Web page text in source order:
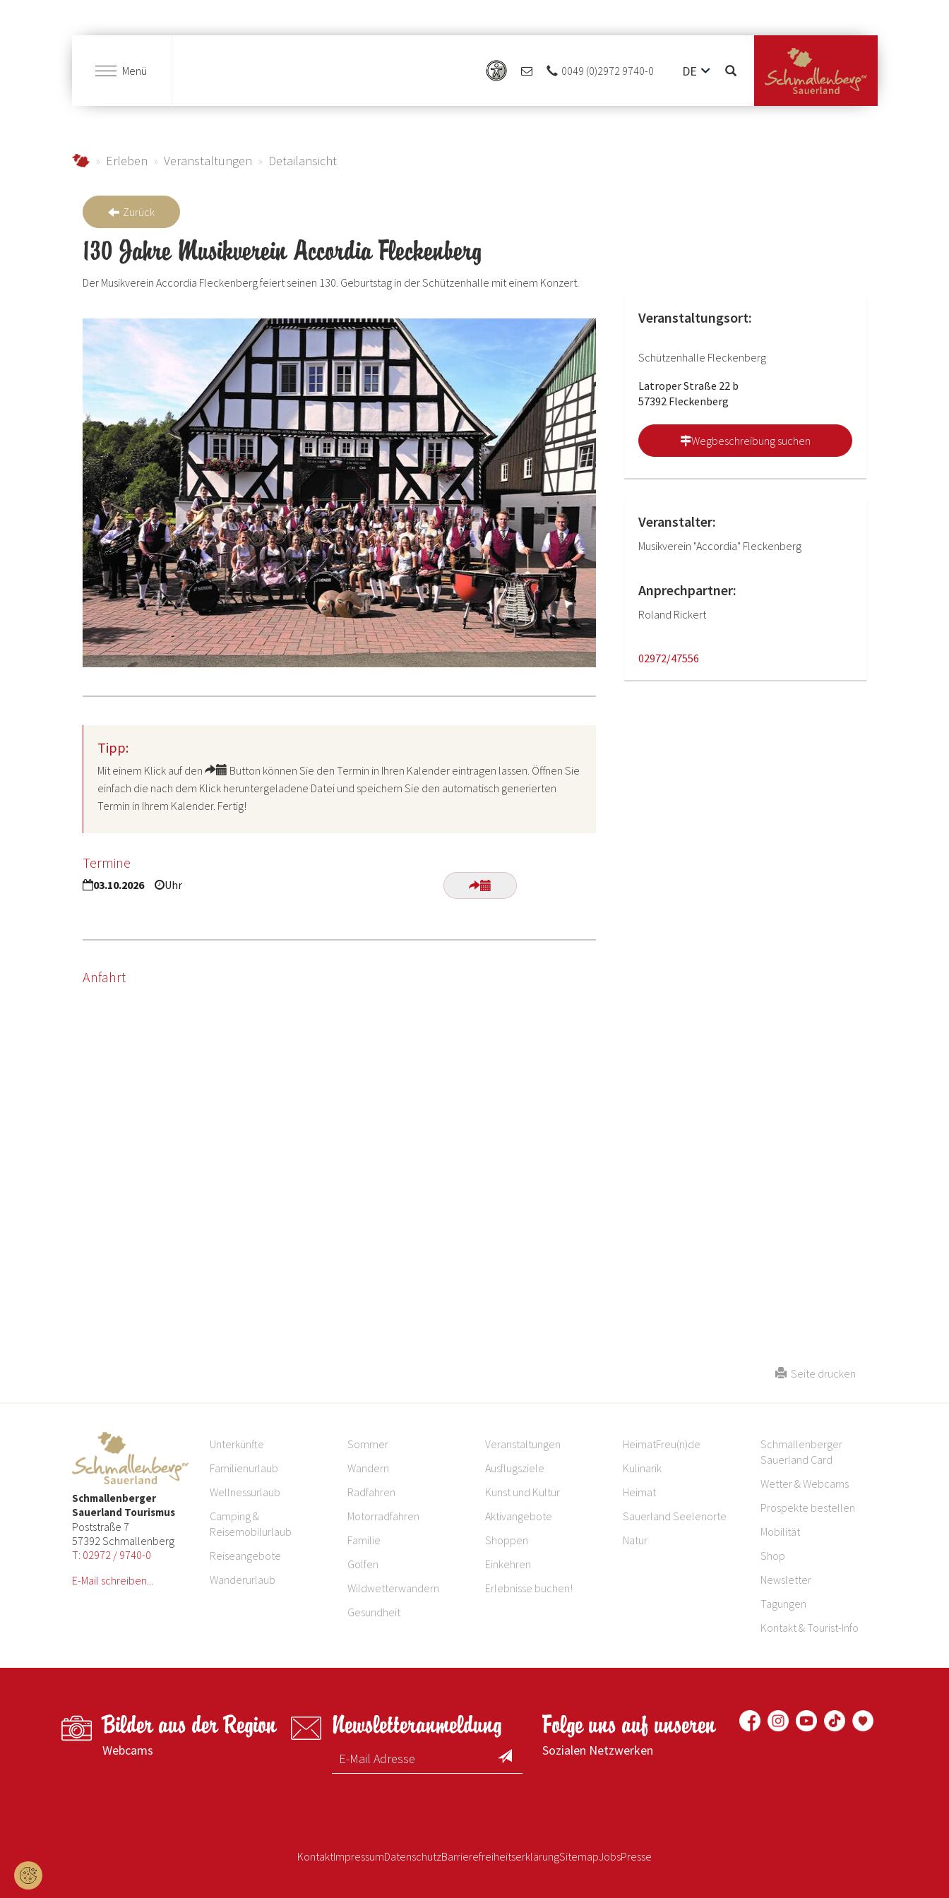
Menü 0049 (0)2972 9740-0
DE
NL
schmallenberger-sauerland.de
Erleben Veranstaltungen Detailansicht
Zurück
130 Jahre Musikverein Accordia Fleckenberg
Der Musikverein Accordia Fleckenberg feiert seinen 130. Geburtstag in der Schützenhalle mit einem Konzert.
Tipp:
Mit einem Klick auf den
Button können Sie den Termin in Ihren Kalender eintragen lassen. Öffnen Sie
einfach die nach dem Klick heruntergeladene Datei und speichern Sie den automatisch generierten
Termin in Ihrem Kalender. Fertig!
Termine
03.10.2026 Uhr
Anfahrt
Veranstaltungsort:
Schützenhalle Fleckenberg
Latroper Straße 22 b
57392 Fleckenberg
Wegbeschreibung suchen
Veranstalter:
Musikverein "Accordia" Fleckenberg
Anprechpartner:
Roland Rickert
02972/47556
Seite drucken
Schmallenberger
Sauerland Tourismus
Poststraße 7
57392 Schmallenberg
T: 02972 / 9740-0
E-Mail schreiben...
Unterkünfte
Familienurlaub
Wellnessurlaub
Camping &
Reisemobilurlaub
Reiseangebote
Wanderurlaub
Sommer
Wandern
Radfahren
Motorradfahren
Familie
Golfen
Wildwetterwandern
Gesundheit
Veranstaltungen
Ausflugsziele
Kunst und Kultur
Aktivangebote
Shoppen
Einkehren
Erlebnisse buchen!
HeimatFreu(n)de
Kulinarik
Heimat
Sauerland Seelenorte
Natur
Schmallenberger
Sauerland Card
Wetter & Webcams
Prospekte bestellen
Mobilität
Shop
Newsletter
Tagungen
Kontakt & Tourist-Info
Bilder aus der Region
Webcams
Newsletteranmeldung Folge uns auf unseren
Sozialen Netzwerken
KontaktImpressumDatenschutzBarrierefreiheitserklärungSitemapJobsPresse